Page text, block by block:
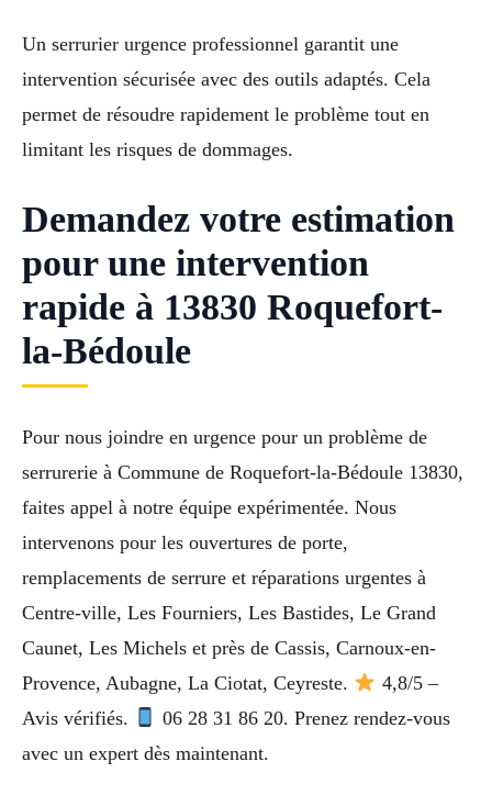
Un serrurier urgence professionnel garantit une
intervention sécurisée avec des outils adaptés. Cela
permet de résoudre rapidement le problème tout en
limitant les risques de dommages.
Demandez votre estimation
pour une intervention
rapide à 13830 Roquefort-
la-Bédoule
Pour nous joindre en urgence pour un problème de
serrurerie à Commune de Roquefort-la-Bédoule 13830,
faites appel à notre équipe expérimentée. Nous
intervenons pour les ouvertures de porte,
remplacements de serrure et réparations urgentes à
Centre-ville, Les Fourniers, Les Bastides, Le Grand
Caunet, Les Michels et près de Cassis, Carnoux-en-
Provence, Aubagne, La Ciotat, Ceyreste.
4,8/5 –
Avis vérifiés.
06 28 31 86 20. Prenez rendez-vous
avec un expert dès maintenant.